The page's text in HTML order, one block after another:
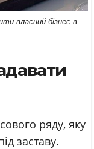
власний бізнес в
ряду, яку
заставу.